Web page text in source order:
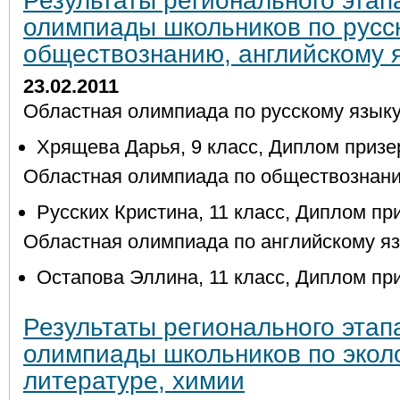
олимпиады школьников по
обществознанию, английскому
23.02.2011
Областная олимпиада по русскому
Хрящева Дарья, 9 класс, Диплом
Областная олимпиада по
Русских Кристина, 11 класс, Диплом
Областная олимпиада по английскому
Остапова Эллина, 11 класс, Диплом
Результаты регионального
олимпиады школьников по
литературе, химии